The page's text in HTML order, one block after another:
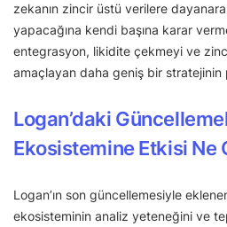
zekanın zincir üstü verilere
yapacağına kendi başına karar
entegrasyon, likidite çekmeyi ve
amaçlayan daha geniş bir stratejinin
Logan’daki
Ekosistemine Etkisi Ne
Logan’ın son güncellemesiyle
ekosisteminin analiz yeteneğini ve